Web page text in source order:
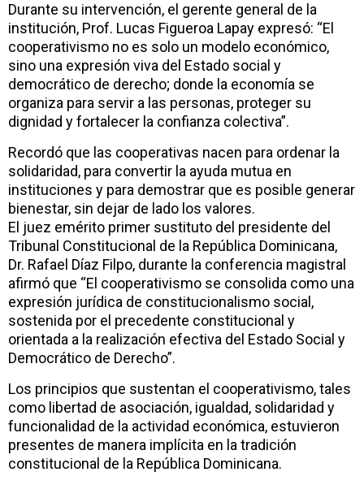
Durante su intervención, el gerente general de la
institución, Prof. Lucas Figueroa Lapay expresó: “El
cooperativismo no es solo un modelo económico,
sino una expresión viva del Estado social y
democrático de derecho; donde la economía se
organiza para servir a las personas, proteger su
dignidad y fortalecer la confianza colectiva”.
Recordó que las cooperativas nacen para ordenar la
solidaridad, para convertir la ayuda mutua en
instituciones y para demostrar que es posible generar
bienestar, sin dejar de lado los valores.
El juez emérito primer sustituto del presidente del
Tribunal Constitucional de la República Dominicana,
Dr. Rafael Díaz Filpo, durante la conferencia magistral
afirmó que “El cooperativismo se consolida como una
expresión jurídica de constitucionalismo social,
sostenida por el precedente constitucional y
orientada a la realización efectiva del Estado Social y
Democrático de Derecho”.
Los principios que sustentan el cooperativismo, tales
como libertad de asociación, igualdad, solidaridad y
funcionalidad de la actividad económica, estuvieron
presentes de manera implícita en la tradición
constitucional de la República Dominicana.